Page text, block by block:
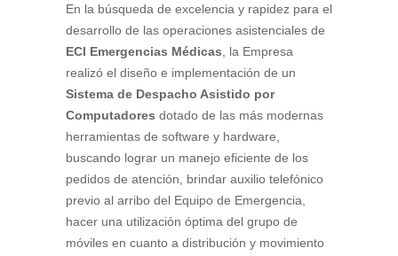
En la búsqueda de excelencia y rapidez para el
desarrollo de las operaciones asistenciales de
ECI Emergencias Médicas , la Empresa
realizó el diseño e implementación de un
Sistema de Despacho Asistido por
Computadores dotado de las más modernas
herramientas de software y hardware,
buscando lograr un manejo eficiente de los
pedidos de atención, brindar auxilio telefónico
previo al arribo del Equipo de Emergencia,
hacer una utilización óptima del grupo de
móviles en cuanto a distribución y movimiento